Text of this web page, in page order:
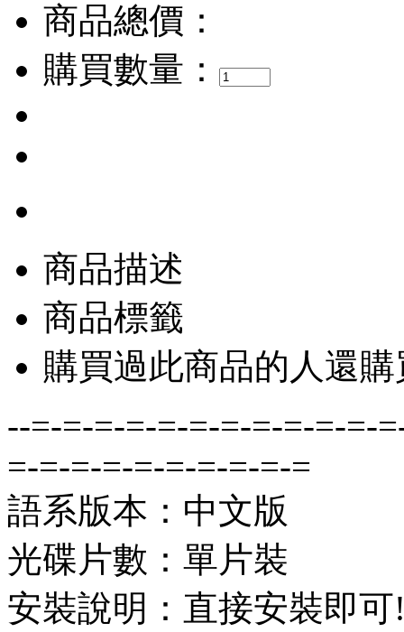
商品總價：
購買數量：
商品描述
商品標籤
購買過此商品的人還購
--=-=-=-=-=-=-=-=-=-=-=-
=-=-=-=-=-=-=-=-=-=
語系版本：中文版
光碟片數：單片裝
安裝說明：直接安裝即可